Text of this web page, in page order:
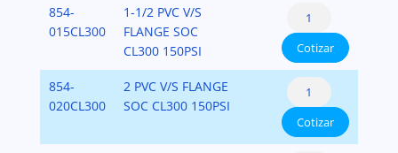
SCH-
80
cantidad
PVC
Ring
Socket
PVC-
SCH-
80
cantidad
Bolt
Pattern
Fabricated
with
PVC
Ring
Socket
Stone
Style
Class
300
Bolt
Pattern
Fabricated
854-
015CL300
1-1/2 PVC V/S
FLANGE SOC
CL300 150PSI
Pipe
Flange:
Flange
Van
Stone
Style
Class
300
Cotizar
854-
020CL300
2 PVC V/S FLANGE
SOC CL300 150PSI
Pipe
Flange:
Flange
Van
Cotizar